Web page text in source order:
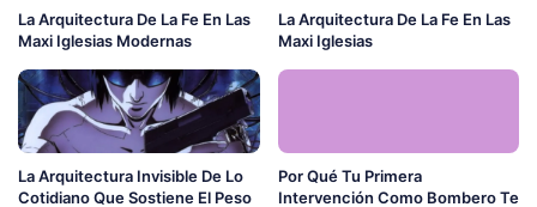
La Arquitectura De La Fe En Las
Maxi Iglesias Modernas
La Arquitectura De La Fe En Las
Maxi Iglesias
La Arquitectura Invisible De Lo
Cotidiano Que Sostiene El Peso
Por Qué Tu Primera
Intervención Como Bombero Te